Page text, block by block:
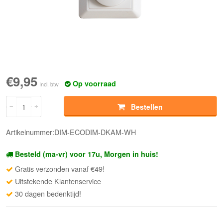
€9,95 Incl. btw Op voorraad
Bestellen
Artikelnummer:DIM-ECODIM-DKAM-WH
Besteld (ma-vr) voor 17u, Morgen in huis!
Gratis verzonden vanaf €49!
Uitstekende Klantenservice
30 dagen bedenktijd!